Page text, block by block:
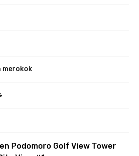
merokok
Podomoro Golf View Tower